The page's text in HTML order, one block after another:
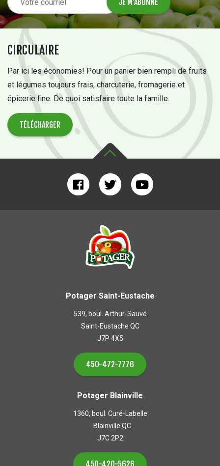
CIRCULAIRE
Par ici les économies! Pour un panier bien rempli de fruits
et légumes toujours frais, charcuterie, fromagerie et
épicerie fine. De quoi satisfaire toute la famille.
TÉLÉCHARGER
Potager Saint-Eustache
539, boul. Arthur-Sauvé
Saint-Eustache QC
J7P 4X5
450-472-7776
Potager Blainville
1360, boul. Curé-Labelle
Blainville QC
J7C 2P2